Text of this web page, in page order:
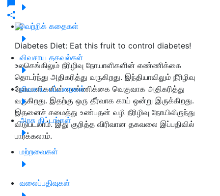
வெற்றிக் கதைகள்
விவசாய தகவல்கள்
விவசாய பட்டறைகள்
அரசு திட்டங்கள்
மற்றவைகள்
வலைப்பதிவுகள்
Diabetes Diet: Eat this fruit to control diabetes!
உலகெங்கிலும் நீரிழிவு நோயாளிகளின் எண்ணிக்கை
தொடர்ந்து அதிகரித்து வருகிறது. இந்தியாவிலும் நீரிழிவு
நோயாளிகளின் எண்ணிக்கை வெகுவாக அதிகரித்து
வருகிறது. இதற்கு ஒரு தீர்வாக காய் ஒன்று இருக்கிறது.
இதனைச் சமைத்து உண்பதன் வழி நீரிழிவு நோயிலிருந்து
விடுபடலாம். இது குறித்த விரிவான தகவலை இப்பதிவில்
பார்க்கலாம்.